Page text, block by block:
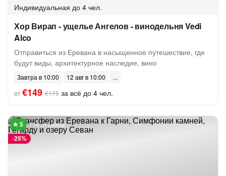
Индивидуальная до 4 чел.
Хор Вирап - ущелье Ангелов - винодельня Vedi
Alco
Отправиться из Еревана в насыщенное путешествие, где
будут виды, архитектурное наследие, вино
Завтра в 10:00
12 авг в 10:00
от€149 €175 за всё до 4 чел.
-25%
114 отзывов